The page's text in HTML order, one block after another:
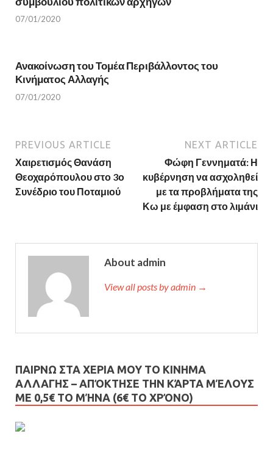
w
)
)
07/01/2020
Ανακοίνωση του Τομέα Περιβάλλοντος του
Κινήματος Αλλαγής
07/01/2020
PREVIOUS ARTICLE
Χαιρετισμός Θανάση
Θεοχαρόπουλου στο 3ο
Συνέδριο του Ποταμιού
NEXT ARTICLE
Φώφη Γεννηματά: Η
κυβέρνηση να ασχοληθεί
με τα προβλήματα της
Κω με έμφαση στο λιμάνι
About admin
View all posts by admin →
ΠΑΙΡΝΩ ΣΤΑ ΧΕΡΙΑ ΜΟΥ ΤΟ ΚΙΝΗΜΑ
ΑΛΛΑΓΗΣ – AΠΌΚΤΗΣΕ ΤΗΝ ΚΆΡΤΑ ΜΈΛΟΥΣ
ΜΕ 0,5€ ΤΟ ΜΉΝΑ (6€ ΤΟ ΧΡΌΝΟ)